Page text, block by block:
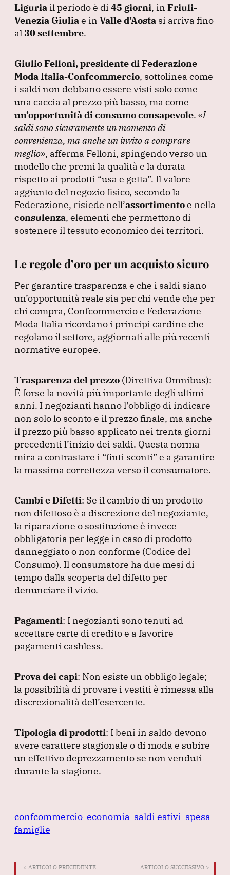
Liguria il periodo è di 45 giorni, in Friuli-
Venezia Giulia e in Valle d’Aosta si arriva fino
al 30 settembre.
Giulio Felloni, presidente di Federazione
Moda Italia-Confcommercio, sottolinea come
i saldi non debbano essere visti solo come
una caccia al prezzo più basso, ma come
un’opportunità di consumo consapevole. «I
saldi sono sicuramente un momento di
convenienza, ma anche un invito a comprare
meglio», afferma Felloni, spingendo verso un
modello che premi la qualità e la durata
rispetto ai prodotti “usa e getta”. Il valore
aggiunto del negozio fisico, secondo la
Federazione, risiede nell’assortimentoe nella
consulenza, elementi che permettono di
sostenere il tessuto economico dei territori.
Le regole d’oro per un acquisto sicuro
Per garantire trasparenza e che i saldi siano
un’opportunità reale sia per chi vende che per
chi compra, Confcommercio e Federazione
Moda Italia ricordano i principi cardine che
regolano il settore, aggiornati alle più recenti
normative europee.
Trasparenza del prezzo (Direttiva Omnibus):
È forse la novità più importante degli ultimi
anni. I negozianti hanno l’obbligo di indicare
non solo lo sconto e il prezzo finale, ma anche
il prezzo più basso applicato nei trenta giorni
precedenti l’inizio dei saldi. Questa norma
mira a contrastare i “finti sconti” e a garantire
la massima correttezza verso il consumatore.
Cambi e Difetti: Se il cambio di un prodotto
non difettoso è a discrezione del negoziante,
la riparazione o sostituzione è invece
obbligatoria per legge in caso di prodotto
danneggiato o non conforme (Codice del
Consumo). Il consumatore ha due mesi di
tempo dalla scoperta del difetto per
denunciare il vizio.
Pagamenti: I negozianti sono tenuti ad
accettare carte di credito e a favorire
pagamenti cashless.
Prova dei capi: Non esiste un obbligo legale;
la possibilità di provare i vestiti è rimessa alla
discrezionalità dell’esercente.
Tipologia di prodotti: I beni in saldo devono
avere carattere stagionale o di moda e subire
un effettivo deprezzamento se non venduti
durante la stagione.
confcommercio economia saldi estivi spesa
famiglie
< ARTICOLO PRECEDENTE ARTICOLO SUCCESSIVO >